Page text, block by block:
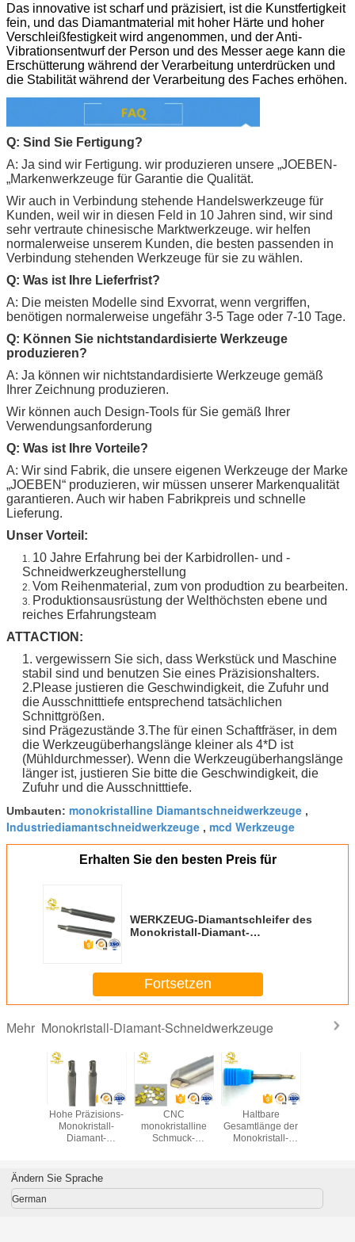
Das innovative ist scharf und präzisiert, ist die Kunstfertigkeit
fein, und das Diamantmaterial mit hoher Härte und hoher
Verschleißfestigkeit wird angenommen, und der Anti-
Vibrationsentwurf der Person und des Messer aege kann die
Erschütterung während der Verarbeitung unterdrücken und
die Stabilität während der Verarbeitung des Faches erhöhen.
Q: Sind Sie Fertigung?
A: Ja sind wir Fertigung. wir produzieren unsere „JOEBEN-
„Markenwerkzeuge für Garantie die Qualität.
Wir auch in Verbindung stehende Handelswerkzeuge für
Kunden, weil wir in diesen Feld in 10 Jahren sind, wir sind
sehr vertraute chinesische Marktwerkzeuge. wir helfen
normalerweise unserem Kunden, die besten passenden in
Verbindung stehenden Werkzeuge für sie zu wählen.
Q: Was ist Ihre Lieferfrist?
A: Die meisten Modelle sind Exvorrat, wenn vergriffen,
benötigen normalerweise ungefähr 3-5 Tage oder 7-10 Tage.
Q: Können Sie nichtstandardisierte Werkzeuge
produzieren?
A: Ja können wir nichtstandardisierte Werkzeuge gemäß
Ihrer Zeichnung produzieren.
Wir können auch Design-Tools für Sie gemäß Ihrer
Verwendungsanforderung
Q: Was ist Ihre Vorteile?
A: Wir sind Fabrik, die unsere eigenen Werkzeuge der Marke
„JOEBEN“ produzieren, wir müssen unserer Markenqualität
garantieren. Auch wir haben Fabrikpreis und schnelle
Lieferung.
Unser Vorteil:
1. 10 Jahre Erfahrung bei der Karbidrollen- und -
Schneidwerkzeugherstellung
2. Vom Reihenmaterial, zum von produdtion zu bearbeiten.
3.
Produktionsausrüstung der Welthöchsten ebene und
reiches Erfahrungsteam
ATTACTION:
1. vergewissern Sie sich, dass Werkstück und Maschine
stabil sind und benutzen Sie eines Präzisionshalters.
2.Please justieren die Geschwindigkeit, die Zufuhr und
die Ausschnitttiefe entsprechend tatsächlichen
Schnittgrößen.
sind Prägezustände 3.The für einen Schaftfräser, in dem
die Werkzeugüberhangslänge kleiner als 4*D ist
(Mühldurchmesser). Wenn die Werkzeugüberhangslänge
länger ist, justieren Sie bitte die Geschwindigkeit, die
Zufuhr und die Ausschnitttiefe.
Umbauten: monokristalline Diamantschneidwerkzeuge ,
Industriediamantschneidwerkzeuge , mcd Werkzeuge
Erhalten Sie den besten Preis für
WERKZEUG-Diamantschleifer des
Monokristall-Diamant-
Fortsetzen
Mehr Monokristall-Diamant-Schneidwerkzeuge
Hohe Präzisions-
Monokristall-
Diamant-
Diamant-Fräser
CNC
monokristalline
Schmuck-
Haltbare
Gesamtlänge der
Monokristall-
Ändern Sie Sprache
German